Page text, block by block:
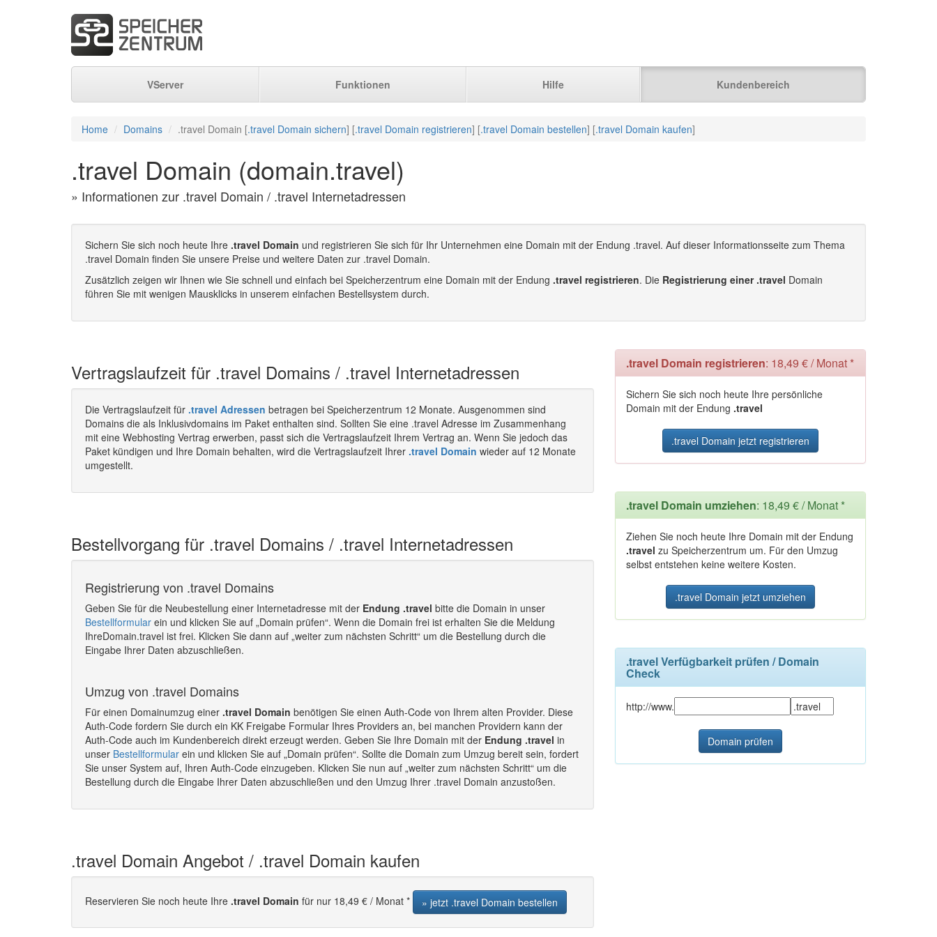
VServer Funktionen Hilfe Kundenbereich
Home Domains .travel Domain [.travel Domain sichern] [.travel Domain registrieren] [.travel Domain bestellen] [.travel Domain kaufen]
.travel Domain (domain.travel)
» Informationen zur .travel Domain / .travel Internetadressen
Sichern Sie sich noch heute Ihre .travel Domain und registrieren Sie sich für Ihr Unternehmen eine Domain mit der Endung .travel. Auf dieser Informationsseite zum Thema
.travel Domain finden Sie unsere Preise und weitere Daten zur .travel Domain.
Zusätzlich zeigen wir Ihnen wie Sie schnell und einfach bei Speicherzentrum eine Domain mit der Endung .travel registrieren. Die Registrierung einer .travel Domain
führen Sie mit wenigen Mausklicks in unserem einfachen Bestellsystem durch.
Vertragslaufzeit für .travel Domains / .travel Internetadressen
Die Vertragslaufzeit für .travel Adressen betragen bei Speicherzentrum 12 Monate. Ausgenommen sind
Domains die als Inklusivdomains im Paket enthalten sind. Sollten Sie eine .travel Adresse im Zusammenhang
mit eine Webhosting Vertrag erwerben, passt sich die Vertragslaufzeit Ihrem Vertrag an. Wenn Sie jedoch das
Paket kündigen und Ihre Domain behalten, wird die Vertragslaufzeit Ihrer .travel Domain wieder auf 12 Monate
umgestellt.
Bestellvorgang für .travel Domains / .travel Internetadressen
Registrierung von .travel Domains
Geben Sie für die Neubestellung einer Internetadresse mit der Endung .travel bitte die Domain in unser
Bestellformular ein und klicken Sie auf „Domain prüfen“. Wenn die Domain frei ist erhalten Sie die Meldung
IhreDomain.travel ist frei. Klicken Sie dann auf „weiter zum nächsten Schritt“ um die Bestellung durch die
Eingabe Ihrer Daten abzuschließen.
Umzug von .travel Domains
Für einen Domainumzug einer .travel Domain benötigen Sie einen Auth-Code von Ihrem alten Provider. Diese
Auth-Code fordern Sie durch ein KK Freigabe Formular Ihres Providers an, bei manchen Providern kann der
Auth-Code auch im Kundenbereich direkt erzeugt werden. Geben Sie Ihre Domain mit der Endung .travel in
unser Bestellformular ein und klicken Sie auf „Domain prüfen“. Sollte die Domain zum Umzug bereit sein, fordert
Sie unser System auf, Ihren Auth-Code einzugeben. Klicken Sie nun auf „weiter zum nächsten Schritt“ um die
Bestellung durch die Eingabe Ihrer Daten abzuschließen und den Umzug Ihrer .travel Domain anzustoßen.
.travel Domain Angebot / .travel Domain kaufen
Reservieren Sie noch heute Ihre .travel Domain für nur 18,49 € / Monat * » jetzt .travel Domain bestellen
.travel Domain registrieren: 18,49 € / Monat *
Sichern Sie sich noch heute Ihre persönliche
Domain mit der Endung .travel
.travel Domain jetzt registrieren
.travel Domain umziehen: 18,49 € / Monat *
Ziehen Sie noch heute Ihre Domain mit der Endung
.travel zu Speicherzentrum um. Für den Umzug
selbst entstehen keine weitere Kosten.
.travel Domain jetzt umziehen
.travel Verfügbarkeit prüfen / Domain
Check
http://www.